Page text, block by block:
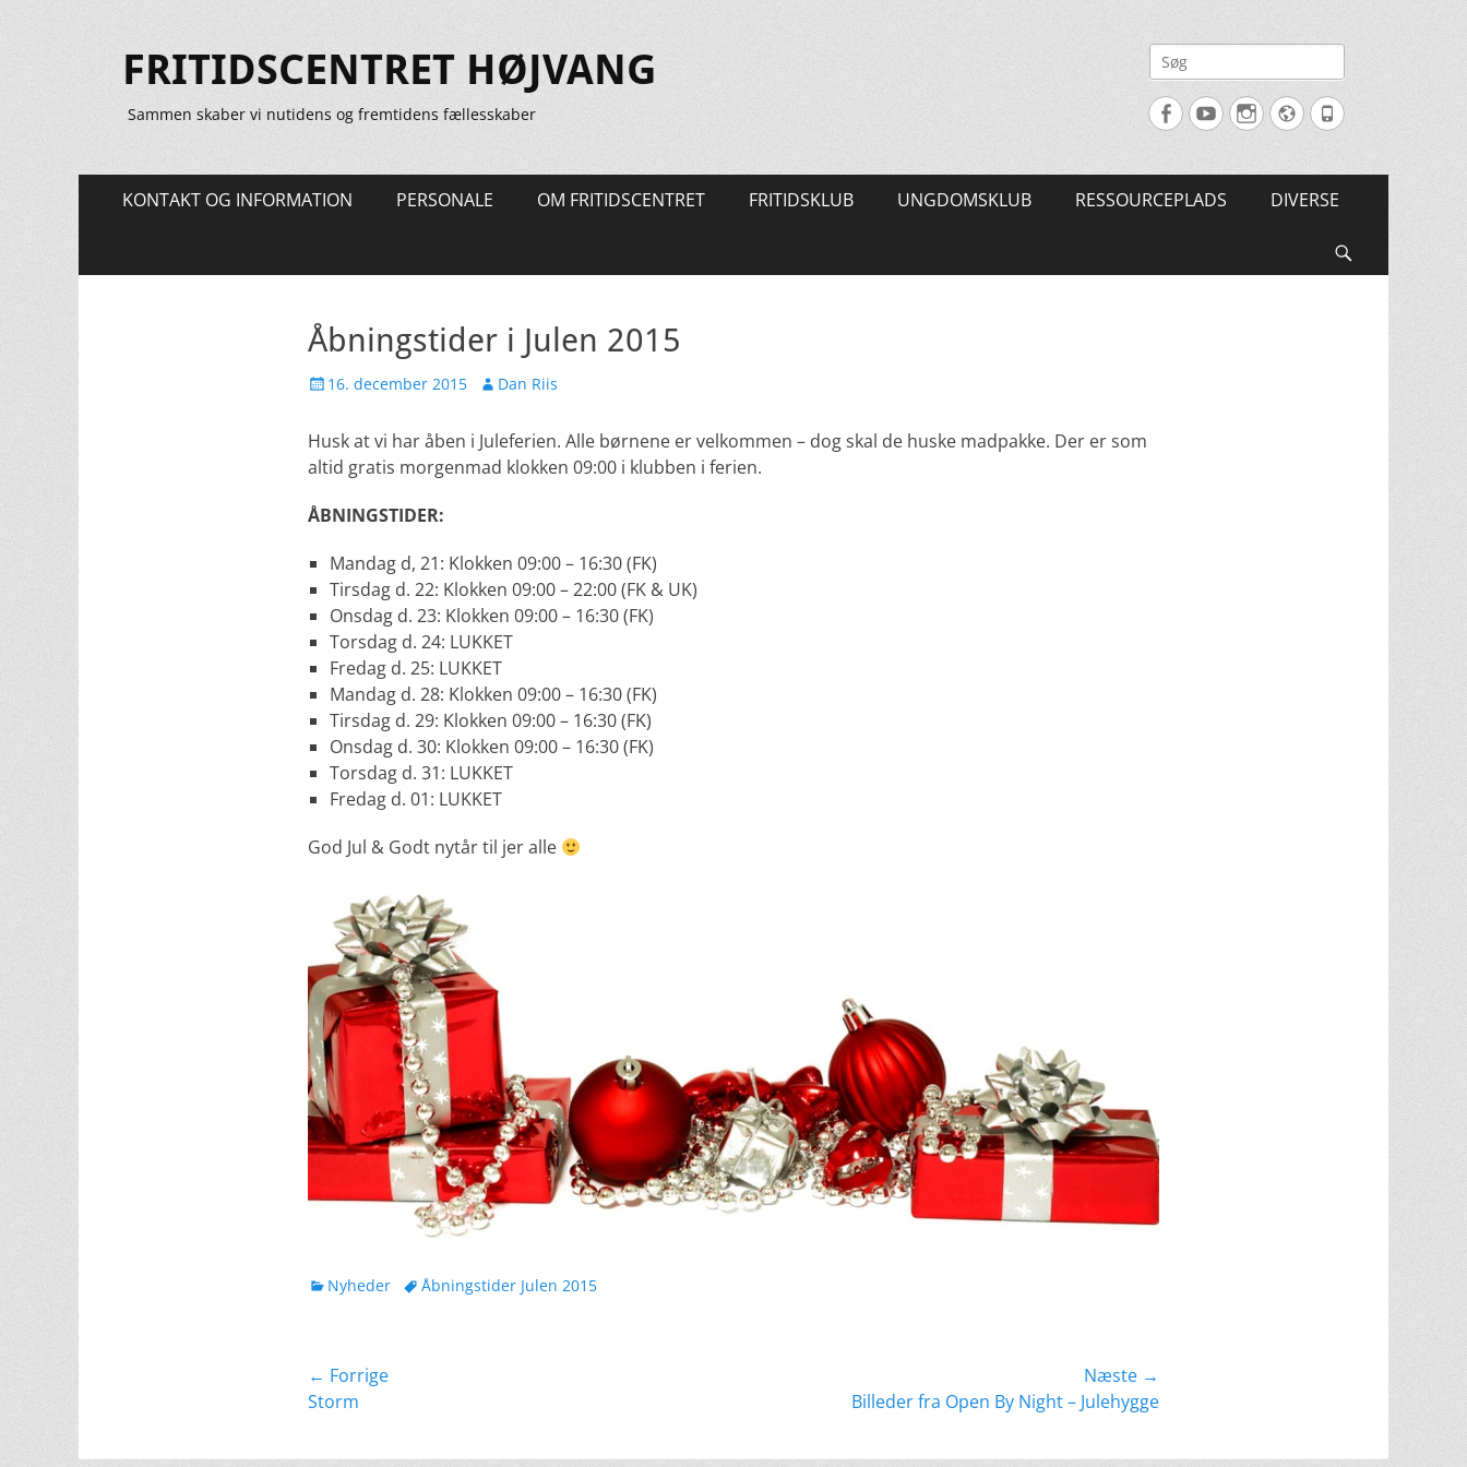
FRITIDSCENTRET HØJVANG
Sammen skaber vi nutidens og fremtidens fællesskaber
Søg
efter:
FacebookYouTubeInstagram
Website
Tlf.
Primær
KONTAKT OG INFORMATION PERSONALE OM FRITIDSCENTRET FRITIDSKLUB UNGDOMSKLUB RESSOURCEPLADS DIVERSE
Åbningstider i Julen 2015
Udgivet
16. december 2015 Forfatter
Dan Riis
Husk at vi har åben i Juleferien. Alle børnene er velkommen – dog skal de huske madpakke. Der er som
altid gratis morgenmad klokken 09:00 i klubben i ferien.
ÅBNINGSTIDER:
Mandag d, 21: Klokken 09:00 – 16:30 (FK)
Tirsdag d. 22: Klokken 09:00 – 22:00 (FK & UK)
Onsdag d. 23: Klokken 09:00 – 16:30 (FK)
Torsdag d. 24: LUKKET
Fredag d. 25: LUKKET
Mandag d. 28: Klokken 09:00 – 16:30 (FK)
Tirsdag d. 29: Klokken 09:00 – 16:30 (FK)
Onsdag d. 30: Klokken 09:00 – 16:30 (FK)
Torsdag d. 31: LUKKET
Fredag d. 01: LUKKET
God Jul & Godt nytår til jer alle
kategorier
Nyheder TagsÅbningstider Julen 2015
Indlægsnavigation
← Forrige
Forrige
Storm
Næste →
Billeder fra Open By Night – Julehygge